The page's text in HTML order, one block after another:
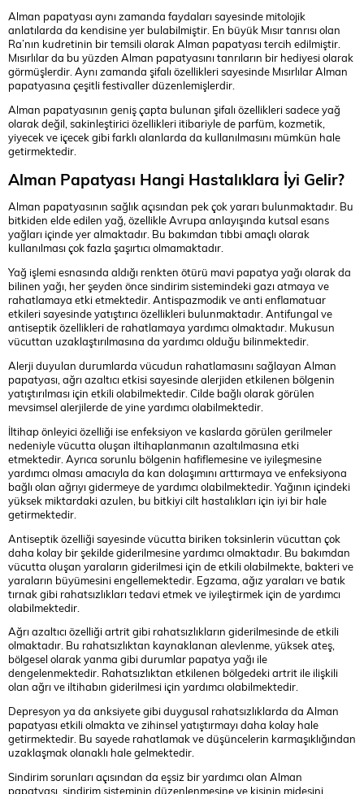
Alman papatyası aynı zamanda faydaları sayesinde mitolojik
anlatılarda da kendisine yer bulabilmiştir. En büyük Mısır tanrısı olan
Ra’nın kudretinin bir temsili olarak Alman papatyası tercih edilmiştir.
Mısırlılar da bu yüzden Alman papatyasını tanrıların bir hediyesi olarak
görmüşlerdir. Aynı zamanda şifalı özellikleri sayesinde Mısırlılar Alman
papatyasına çeşitli festivaller düzenlemişlerdir.
Alman papatyasının geniş çapta bulunan şifalı özellikleri sadece yağ
olarak değil, sakinleştirici özellikleri itibariyle de parfüm, kozmetik,
yiyecek ve içecek gibi farklı alanlarda da kullanılmasını mümkün hale
getirmektedir.
Alman Papatyası Hangi Hastalıklara İyi Gelir?
Alman papatyasının sağlık açısından pek çok yararı bulunmaktadır. Bu
bitkiden elde edilen yağ, özellikle Avrupa anlayışında kutsal esans
yağları içinde yer almaktadır. Bu bakımdan tıbbi amaçlı olarak
kullanılması çok fazla şaşırtıcı olmamaktadır.
Yağ işlemi esnasında aldığı renkten ötürü mavi papatya yağı olarak da
bilinen yağı, her şeyden önce sindirim sistemindeki gazı atmaya ve
rahatlamaya etki etmektedir. Antispazmodik ve anti enflamatuar
etkileri sayesinde yatıştırıcı özellikleri bulunmaktadır. Antifungal ve
antiseptik özellikleri de rahatlamaya yardımcı olmaktadır. Mukusun
vücuttan uzaklaştırılmasına da yardımcı olduğu bilinmektedir.
Alerji duyulan durumlarda vücudun rahatlamasını sağlayan Alman
papatyası, ağrı azaltıcı etkisi sayesinde alerjiden etkilenen bölgenin
yatıştırılması için etkili olabilmektedir. Cilde bağlı olarak görülen
mevsimsel alerjilerde de yine yardımcı olabilmektedir.
İltihap önleyici özelliği ise enfeksiyon ve kaslarda görülen gerilmeler
nedeniyle vücutta oluşan iltihaplanmanın azaltılmasına etki
etmektedir. Ayrıca sorunlu bölgenin hafiflemesine ve iyileşmesine
yardımcı olması amacıyla da kan dolaşımını arttırmaya ve enfeksiyona
bağlı olan ağrıyı gidermeye de yardımcı olabilmektedir. Yağının içindeki
yüksek miktardaki azulen, bu bitkiyi cilt hastalıkları için iyi bir hale
getirmektedir.
Antiseptik özelliği sayesinde vücutta biriken toksinlerin vücuttan çok
daha kolay bir şekilde giderilmesine yardımcı olmaktadır. Bu bakımdan
vücutta oluşan yaraların giderilmesi için de etkili olabilmekte, bakteri ve
yaraların büyümesini engellemektedir. Egzama, ağız yaraları ve batık
tırnak gibi rahatsızlıkları tedavi etmek ve iyileştirmek için de yardımcı
olabilmektedir.
Ağrı azaltıcı özelliği artrit gibi rahatsızlıkların giderilmesinde de etkili
olmaktadır. Bu rahatsızlıktan kaynaklanan alevlenme, yüksek ateş,
bölgesel olarak yanma gibi durumlar papatya yağı ile
dengelenmektedir. Rahatsızlıktan etkilenen bölgedeki artrit ile ilişkili
olan ağrı ve iltihabın giderilmesi için yardımcı olabilmektedir.
Depresyon ya da anksiyete gibi duygusal rahatsızlıklarda da Alman
papatyası etkili olmakta ve zihinsel yatıştırmayı daha kolay hale
getirmektedir. Bu sayede rahatlamak ve düşüncelerin karmaşıklığından
uzaklaşmak olanaklı hale gelmektedir.
Sindirim sorunları açısından da eşsiz bir yardımcı olan Alman
papatyası, sindirim sisteminin düzenlenmesine ve kişinin midesini